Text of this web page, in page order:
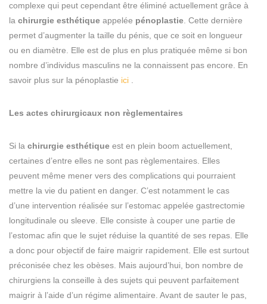
complexe qui peut cependant être éliminé actuellement grâce à
la chirurgie esthétique appelée pénoplastie . Cette dernière
permet d’augmenter la taille du pénis, que ce soit en longueur
ou en diamètre. Elle est de plus en plus pratiquée même si bon
nombre d’individus masculins ne la connaissent pas encore. En
savoir plus sur la pénoplastie ici
Les actes chirurgicaux non règlementaires
Si la chirurgie esthétique est en plein boom actuellement,
certaines d’entre elles ne sont pas règlementaires. Elles
peuvent même mener vers des complications qui pourraient
mettre la vie du patient en danger. C’est notamment le cas
d’une intervention réalisée sur l’estomac appelée gastrectomie
longitudinale ou sleeve. Elle consiste à couper une partie de
l’estomac afin que le sujet réduise la quantité de ses repas. Elle
a donc pour objectif de faire maigrir rapidement. Elle est surtout
préconisée chez les obèses. Mais aujourd’hui, bon nombre de
chirurgiens la conseille à des sujets qui peuvent parfaitement
maigrir à l’aide d’un régime alimentaire. Avant de sauter le pas,